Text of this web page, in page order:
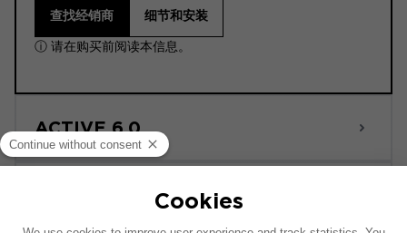
查找经销商 细节和安装
ⓘ 请在购买前阅读本信息。
ACTIVE 6.0